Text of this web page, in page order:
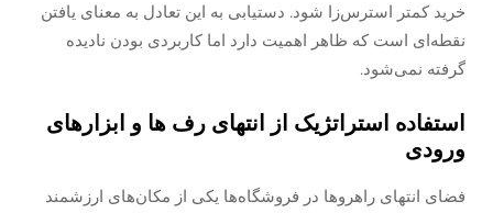
خرید کمتر استرس‌زا شود. دستیابی به این تعادل به معنای یافتن
نقطه‌ای است که ظاهر اهمیت دارد اما کاربردی بودن نادیده
گرفته نمی‌شود.
استفاده استراتژیک از انتهای رف ها و ابزارهای
ورودی
فضای انتهای راهروها در فروشگاه‌ها یکی از مکان‌های ارزشمند